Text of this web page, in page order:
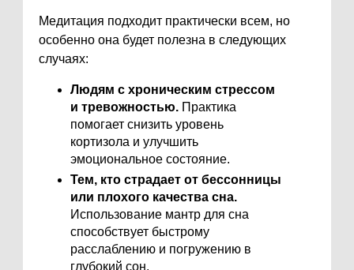
Медитация подходит практически всем, но
особенно она будет полезна в следующих
случаях:
Людям с хроническим стрессом
и тревожностью. Практика
помогает снизить уровень
кортизола и улучшить
эмоциональное состояние.
Тем, кто страдает от бессонницы
или плохого качества сна.
Использование мантр для сна
способствует быстрому
расслаблению и погружению в
глубокий сон.